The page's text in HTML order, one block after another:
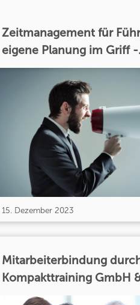
Zeitmanagement für
eigene Planung im Griff -
15. Dezember 2023
Mitarbeiterbindung
Kompakttraining GmbH